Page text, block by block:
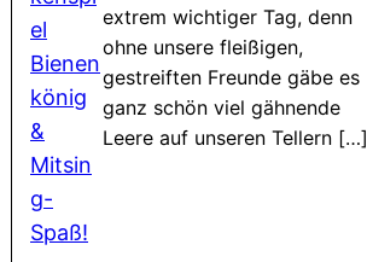
extrem wichtiger Tag, denn
ohne unsere fleißigen,
gestreiften Freunde gäbe es
ganz schön viel gähnende
Leere auf unseren Tellern […]